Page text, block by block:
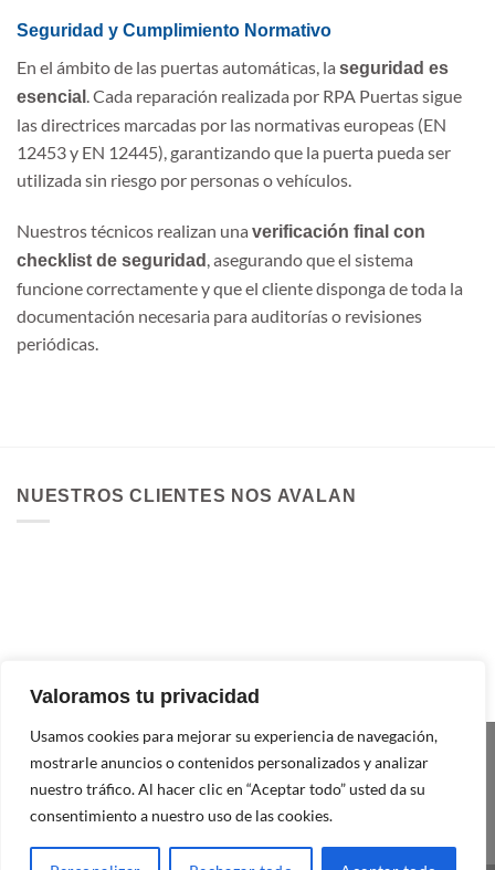
Valoramos tu privacidad
Usamos cookies para mejorar su experiencia de navegación,
mostrarle anuncios o contenidos personalizados y analizar
nuestro tráfico. Al hacer clic en “Aceptar todo” usted da su
consentimiento a nuestro uso de las cookies.
Seguridad y Cumplimiento Normativo
En el ámbito de las puertas automáticas, la seguridad es
esencial . Cada reparación realizada por RPA Puertas sigue
las directrices marcadas por las normativas europeas (EN
12453 y EN 12445), garantizando que la puerta pueda ser
utilizada sin riesgo por personas o vehículos.
Nuestros técnicos realizan una verificación final con
checklist de seguridad , asegurando que el sistema
funcione correctamente y que el cliente disponga de toda la
documentación necesaria para auditorías o revisiones
periódicas.
NUESTROS CLIENTES NOS AVALAN